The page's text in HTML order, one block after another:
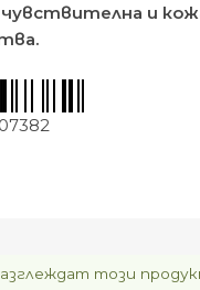
и
този